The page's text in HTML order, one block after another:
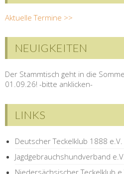
Aktuelle Termine >>
NEUIGKEITEN
Der Stammtisch geht in die
01.09.26! -bitte anklicken-
LINKS
Deutscher Teckelklub 1888 e.V.
Jagdgebrauchshundverband